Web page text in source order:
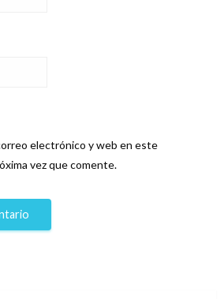
electrónico y web en este
vez que comente.